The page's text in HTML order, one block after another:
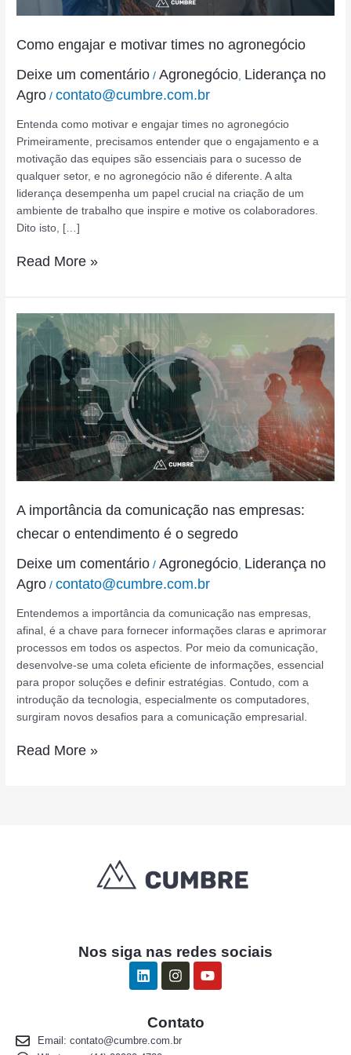
Como engajar e motivar times no agronegócio
Deixe um comentário /Agronegócio, Liderança no
Agro /contato@cumbre.com.br
Entenda como motivar e engajar times no agronegócio
Primeiramente, precisamos entender que o engajamento e a
motivação das equipes são essenciais para o sucesso de
qualquer setor, e no agronegócio não é diferente. A alta
liderança desempenha um papel crucial na criação de um
ambiente de trabalho que inspire e motive os colaboradores.
Dito isto, […]
Read More »
A importância da comunicação nas empresas:
checar o entendimento é o segredo
Deixe um comentário /Agronegócio, Liderança no
Agro /contato@cumbre.com.br
Entendemos a importância da comunicação nas empresas,
afinal, é a chave para fornecer informações claras e aprimorar
processos em todos os aspectos. Por meio da comunicação,
desenvolve-se uma coleta eficiente de informações, essencial
para propor soluções e definir estratégias. Contudo, com a
introdução da tecnologia, especialmente os computadores,
surgiram novos desafios para a comunicação empresarial.
A
importância
comunicação
nas
empresas:
checar
o
entendimento
é
segredo
Read More »
Nos siga nas redes sociais
L
i
e
d
I
n
a
g
Y
o
Contato
Email: contato@cumbre.com.br